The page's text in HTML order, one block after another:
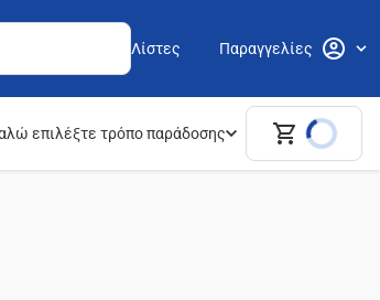
Λίστες Παραγγελίες
επιλέξτε τρόπο παράδοσης